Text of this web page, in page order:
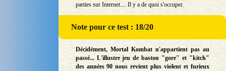
parties sur Internet.... Il y a de quoi s'occuper.
Notepour ce test : 18/20
Décidément, Mortal Kombat n'appartient pas au
passé... L'illustre jeu de baston "gore" et "kitch"
des années 90 nous revient plus violent et furieux